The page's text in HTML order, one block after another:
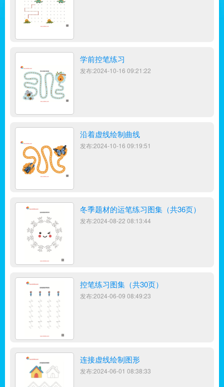
学前控笔练习
发布:2024-10-16 09:21:22
沿着虚线绘制曲线
发布:2024-10-16 09:19:51
冬季题材的运笔练习图集（共36页）
发布:2024-08-22 08:13:44
控笔练习图集（共30页）
发布:2024-06-09 08:49:23
连接虚线绘制图形
发布:2024-06-01 08:38:33